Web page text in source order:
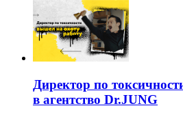
Директор по
в агентство Dr.JUNG